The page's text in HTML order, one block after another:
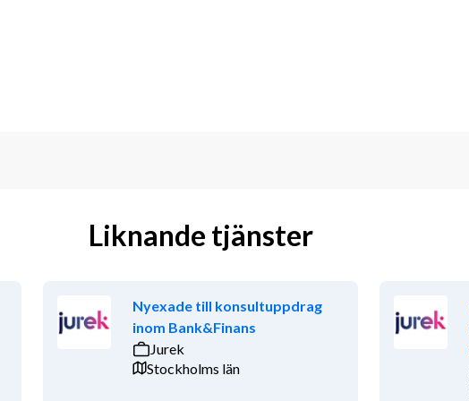
Liknande tjänster
Nyexade till konsultuppdrag
inom Bank&Finans
Jurek
Stockholms län